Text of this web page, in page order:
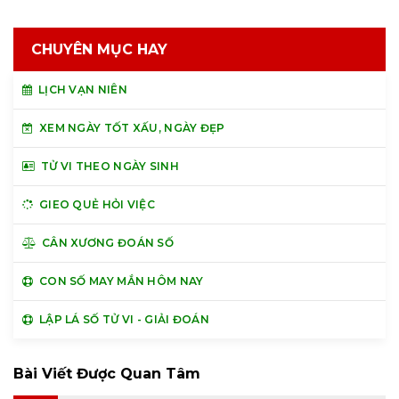
CHUYÊN MỤC HAY
LỊCH VẠN NIÊN
XEM NGÀY TỐT XẤU, NGÀY ĐẸP
TỬ VI THEO NGÀY SINH
GIEO QUẺ HỎI VIỆC
CÂN XƯƠNG ĐOÁN SỐ
CON SỐ MAY MẮN HÔM NAY
LẬP LÁ SỐ TỬ VI - GIẢI ĐOÁN
Bài Viết Được Quan Tâm